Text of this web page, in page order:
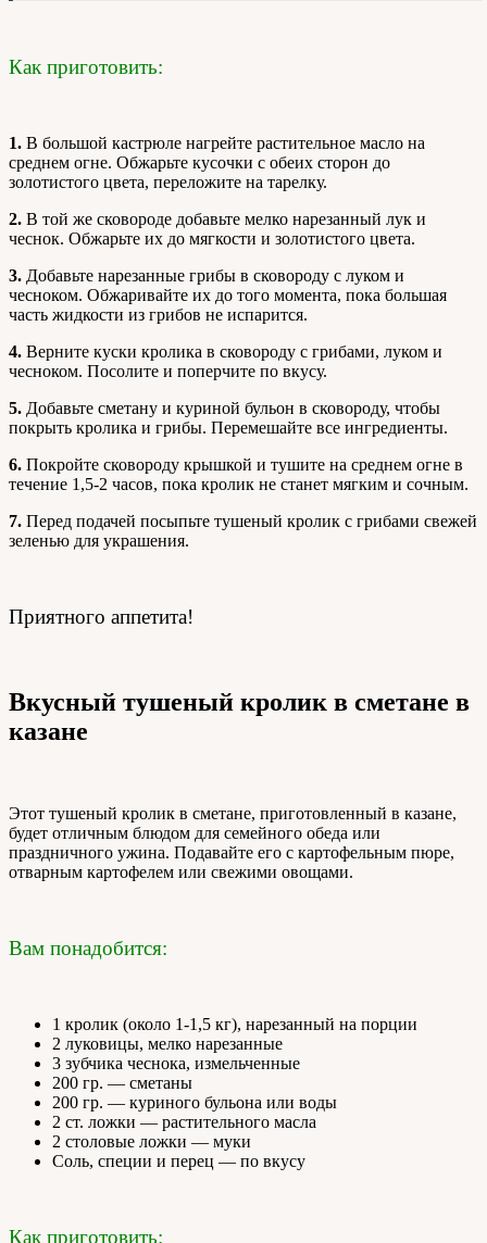
Как приготовить:
1. В большой кастрюле нагрейте растительное масло на
среднем огне. Обжарьте кусочки с обеих сторон до
золотистого цвета, переложите на тарелку.
2. В той же сковороде добавьте мелко нарезанный лук и
чеснок. Обжарьте их до мягкости и золотистого цвета.
3. Добавьте нарезанные грибы в сковороду с луком и
чесноком. Обжаривайте их до того момента, пока большая
часть жидкости из грибов не испарится.
4. Верните куски кролика в сковороду с грибами, луком и
чесноком. Посолите и поперчите по вкусу.
5. Добавьте сметану и куриной бульон в сковороду, чтобы
покрыть кролика и грибы. Перемешайте все ингредиенты.
6. Покройте сковороду крышкой и тушите на среднем огне в
течение 1,5-2 часов, пока кролик не станет мягким и сочным.
7. Перед подачей посыпьте тушеный кролик с грибами свежей
зеленью для украшения.
Приятного аппетита!
Вкусный тушеный кролик в сметане в
казане
Этот тушеный кролик в сметане, приготовленный в казане,
будет отличным блюдом для семейного обеда или
праздничного ужина. Подавайте его с картофельным пюре,
отварным картофелем или свежими овощами.
Вам понадобится:
1 кролик (около 1-1,5 кг), нарезанный на порции
2 луковицы, мелко нарезанные
3 зубчика чеснока, измельченные
200 гр. — сметаны
200 гр. — куриного бульона или воды
2 ст. ложки — растительного масла
2 столовые ложки — муки
Соль, специи и перец — по вкусу
Как приготовить: